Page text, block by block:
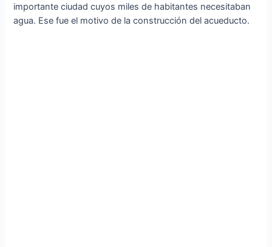
importante ciudad cuyos miles de habitantes necesitaban
agua. Ese fue el motivo de la construcción del acueducto.